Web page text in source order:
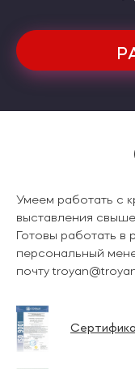
Умеем работать с
выставления
Готовы работать в
персональный
почту